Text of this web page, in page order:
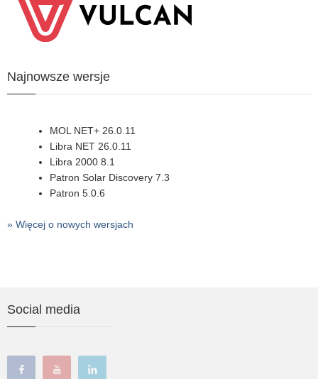
Najnowsze wersje
MOL NET+ 26.0.11
Libra NET 26.0.11
Libra 2000 8.1
Patron Solar Discovery 7.3
Patron 5.0.6
» Więcej o nowych wersjach
Social media